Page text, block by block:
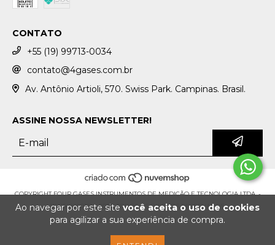
Ao navegar por este site você aceita o uso de cookies
para agilizar a sua experiência de compra.
CONTATO
+55 (19) 99713-0034
contato@4gases.com.br
Av. Antônio Artioli, 570. Swiss Park. Campinas. Brasil.
ASSINE NOSSA NEWSLETTER!
COPYRIGHT FOUR GASES INSTRUMENTOS DE MEDIÇÃO E TECNOLOGIA LTDA. -
11511548000112 - 2026. TODOS OS DIREITOS RESERVADOS.